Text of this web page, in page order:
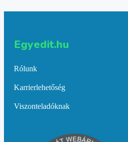
Egyedit.hu
Rólunk
Karrierlehetőség
Viszonteladóknak